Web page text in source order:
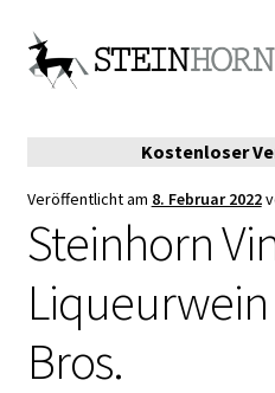
Zur
Navigation
Zum
Inhalt
DIE STORY
EVENTS
AUSZEICHNUNGEN
Kostenloser
Veröffentlicht am 8. Februar 2022
Steinhorn
Bros.